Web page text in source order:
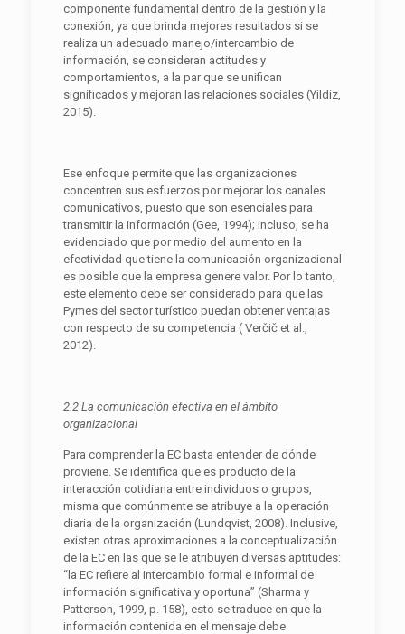
componente fundamental dentro de la gestión y la
conexión, ya que brinda mejores resultados si se
realiza un adecuado manejo/intercambio de
información, se consideran actitudes y
comportamientos, a la par que se unifican
significados y mejoran las relaciones sociales (Yildiz,
2015).
Ese enfoque permite que las organizaciones
concentren sus esfuerzos por mejorar los canales
comunicativos, puesto que son esenciales para
transmitir la información (Gee, 1994); incluso, se ha
evidenciado que por medio del aumento en la
efectividad que tiene la comunicación organizacional
es posible que la empresa genere valor. Por lo tanto,
este elemento debe ser considerado para que las
Pymes del sector turístico puedan obtener ventajas
con respecto de su competencia ( Verčič et al.,
2012).
2.2 La comunicación efectiva en el ámbito
organizacional
Para comprender la EC basta entender de dónde
proviene. Se identifica que es producto de la
interacción cotidiana entre individuos o grupos,
misma que comúnmente se atribuye a la operación
diaria de la organización (Lundqvist, 2008). Inclusive,
existen otras aproximaciones a la conceptualización
de la EC en las que se le atribuyen diversas aptitudes:
“la EC refiere al intercambio formal e informal de
información significativa y oportuna” (Sharma y
Patterson, 1999, p. 158), esto se traduce en que la
información contenida en el mensaje debe